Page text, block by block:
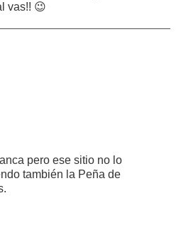
vas!! 😉
pero ese sitio no lo
también la Peña de